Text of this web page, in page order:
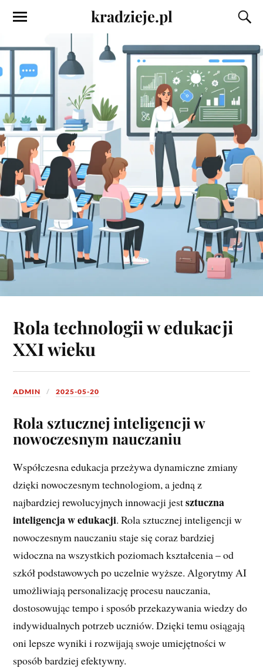
kradzieje.pl
Rola technologii w edukacji
XXI wieku
ADMIN 2025-05-20
Rola sztucznej inteligencji w
nowoczesnym nauczaniu
Współczesna edukacja przeżywa dynamiczne zmiany
dzięki nowoczesnym technologiom, a jedną z
najbardziej rewolucyjnych innowacji jestsztuczna
inteligencja w edukacji. Rola sztucznej inteligencji w
nowoczesnym nauczaniu staje się coraz bardziej
widoczna na wszystkich poziomach kształcenia – od
szkół podstawowych po uczelnie wyższe. Algorytmy AI
umożliwiają personalizację procesu nauczania,
dostosowując tempo i sposób przekazywania wiedzy do
indywidualnych potrzeb uczniów. Dzięki temu osiągają
oni lepsze wyniki i rozwijają swoje umiejętności w
sposób bardziej efektywny.